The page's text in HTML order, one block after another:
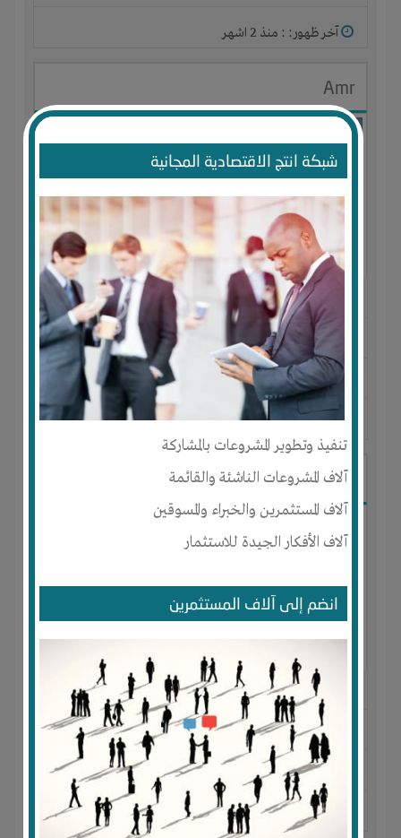
شبكة انتج الاقتصادية المجانية
تنفيذ وتطوير المشروعات بالمشاركة
آلاف المشروعات الناشئة والقائمة
آلاف المستثمرين والخبراء والمسوقين
آلاف الأفكار الجيدة للاستثمار
انضم إلى آلاف المستثمرين
آخر ظهور: : منذ 2 اشهر
Amr
الجنس : ذكر
لديـه : المال-الخبرات-الوقت
المكان :مصر-الإسكندرية ميامى
آخر ظهور: : منذ 3 اشهر
Ibrahim Mostafa
الجنس : ذكر
لديـه :المال علاقات
المكان :مصر -القاهرة -المقطم
آخر ظهور: : منذ 3 اشهر